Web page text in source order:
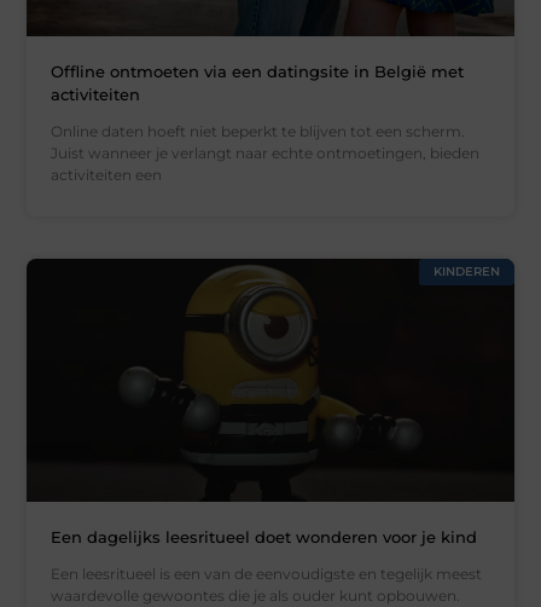
Offline ontmoeten via een datingsite in België met
activiteiten
Online daten hoeft niet beperkt te blijven tot een scherm.
Juist wanneer je verlangt naar echte ontmoetingen, bieden
activiteiten een
KINDEREN
Een dagelijks leesritueel doet wonderen voor je kind
Een leesritueel is een van de eenvoudigste en tegelijk meest
waardevolle gewoontes die je als ouder kunt opbouwen.